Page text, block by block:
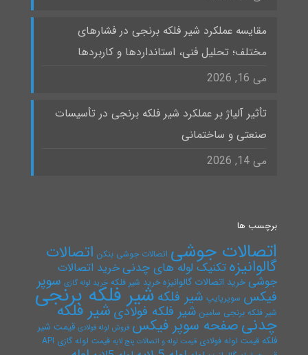
مقایسه عملکرد شیر فلکه برنجی در فشارهای
مختلف؛ تحلیل فنی، استانداردها و کاربردها
می 16, 2026
تأثیر آلیاژ بر عملکرد شیر فلکه برنجی در تأسیسات
صنعتی و ساختمانی
می 14, 2026
برچسب ها
اتصالات جوشی اتصالات جوشی بنکن اتصالات
گالوانیزهتکنیک لوله های چدنیخرید اتصالات
جوشیخرید اتصالات گالوانیزه خرید شیر فلکه خرید لوله گازی سوپر
فیکس سوپرپایپ شیر فلکه شیر فلکه برنجی
شیر فلکه برنجی سامین شیر فلکه فولادی شیر فلکه
چدنیصفحه سوپر فیکس فروش لوله فولادی قیمت شیر
فلکه قیمت لوله فولادی قیمت لوله و اتصالات پنج لایه قیمت لوله گازی API